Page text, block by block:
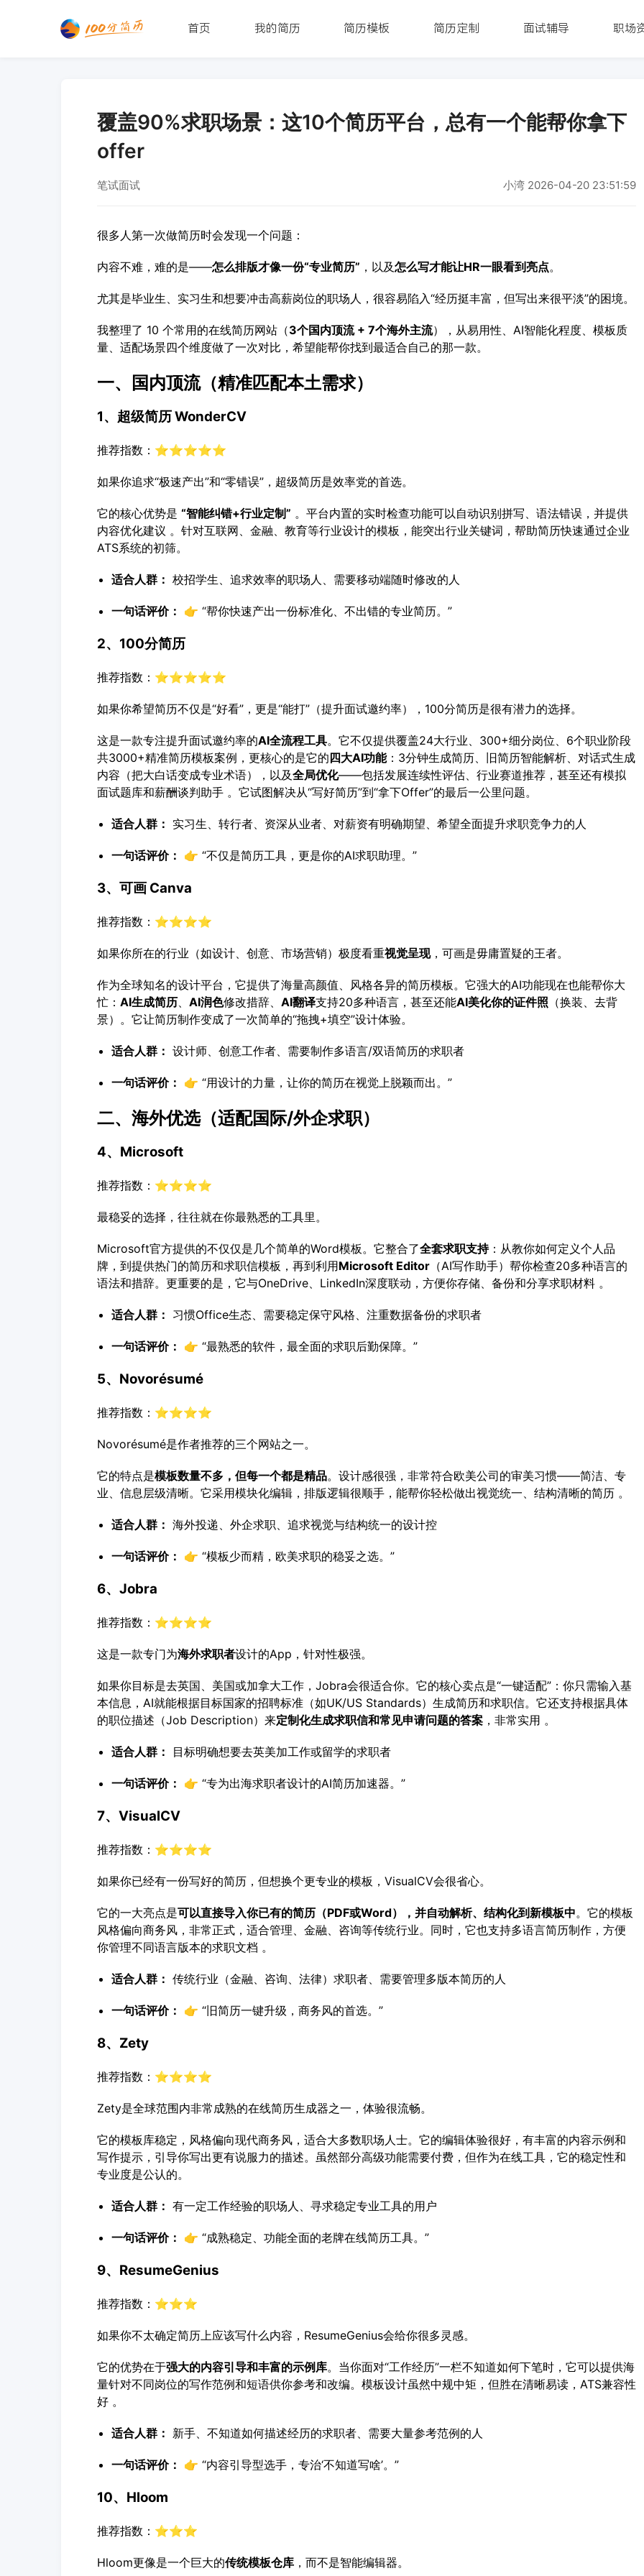
首页 我的简历 简历模板 简历定制 面试辅导 职场
覆盖90%求职场景：这10个简历平台，总有一个能帮你拿下
offer
笔试面试 小湾 2026-04-20 23:51:59
很多人第一次做简历时会发现一个问题：
内容不难，难的是——怎么排版才像一份“专业简历” ，以及怎么写才能让HR一眼看到亮点。
尤其是毕业生、实习生和想要冲击高薪岗位的职场人，很容易陷入“经历挺丰富，但写出来很平淡”的困境。
我整理了 10 个常用的在线简历网站（3个国内顶流 + 7个海外主流），从易用性、AI智能化程度、模板质
量、适配场景四个维度做了一次对比，希望能帮你找到最适合自己的那一款。
一、国内顶流（精准匹配本土需求）
1、超级简历 WonderCV
推荐指数：⭐⭐⭐⭐⭐
如果你追求“极速产出”和“零错误”，超级简历是效率党的首选。
它的核心优势是 “智能纠错+行业定制” 。平台内置的实时检查功能可以自动识别拼写、语法错误，并提供
内容优化建议 。针对互联网、金融、教育等行业设计的模板，能突出行业关键词，帮助简历快速通过企业
ATS系统的初筛。
适合人群： 校招学生、追求效率的职场人、需要移动端随时修改的人
一句话评价： 👉 “帮你快速产出一份标准化、不出错的专业简历。”
2、100分简历
推荐指数：⭐⭐⭐⭐⭐
如果你希望简历不仅是“好看”，更是“能打”（提升面试邀约率），100分简历是很有潜力的选择。
这是一款专注提升面试邀约率的AI全流程工具。它不仅提供覆盖24大行业、300+细分岗位、6个职业阶段
共3000+精准简历模板案例，更核心的是它的四大AI功能：3分钟生成简历、旧简历智能解析、对话式生成
内容（把大白话变成专业术语），以及全局优化——包括发展连续性评估、行业赛道推荐，甚至还有模拟
面试题库和薪酬谈判助手 。它试图解决从“写好简历”到“拿下Offer”的最后一公里问题。
适合人群： 实习生、转行者、资深从业者、对薪资有明确期望、希望全面提升求职竞争力的人
一句话评价： 👉 “不仅是简历工具，更是你的AI求职助理。”
3、可画 Canva
推荐指数：⭐⭐⭐⭐
如果你所在的行业（如设计、创意、市场营销）极度看重视觉呈现，可画是毋庸置疑的王者。
作为全球知名的设计平台，它提供了海量高颜值、风格各异的简历模板。它强大的AI功能现在也能帮你大
忙： AI生成简历、 AI润色修改措辞、 AI翻译支持20多种语言，甚至还能AI美化你的证件照 （换装、去背
景）。它让简历制作变成了一次简单的“拖拽+填空”设计体验。
适合人群： 设计师、创意工作者、需要制作多语言/双语简历的求职者
一句话评价： 👉 “用设计的力量，让你的简历在视觉上脱颖而出。”
二、海外优选（适配国际/外企求职）
4、Microsoft
推荐指数：⭐⭐⭐⭐
最稳妥的选择，往往就在你最熟悉的工具里。
Microsoft官方提供的不仅仅是几个简单的Word模板。它整合了全套求职支持：从教你如何定义个人品
牌，到提供热门的简历和求职信模板，再到利用Microsoft Editor（AI写作助手）帮你检查20多种语言的
语法和措辞。更重要的是，它与OneDrive、LinkedIn深度联动，方便你存储、备份和分享求职材料 。
适合人群： 习惯Office生态、需要稳定保守风格、注重数据备份的求职者
一句话评价： 👉 “最熟悉的软件，最全面的求职后勤保障。”
5、Novorésumé
推荐指数：⭐⭐⭐⭐
Novorésumé是作者推荐的三个网站之一。
它的特点是模板数量不多，但每一个都是精品。设计感很强，非常符合欧美公司的审美习惯——简洁、专
业、信息层级清晰。它采用模块化编辑，排版逻辑很顺手，能帮你轻松做出视觉统一、结构清晰的简历 。
适合人群： 海外投递、外企求职、追求视觉与结构统一的设计控
一句话评价： 👉 “模板少而精，欧美求职的稳妥之选。”
6、Jobra
推荐指数：⭐⭐⭐⭐
这是一款专门为海外求职者设计的App，针对性极强。
如果你目标是去英国、美国或加拿大工作，Jobra会很适合你。它的核心卖点是“一键适配”：你只需输入基
本信息，AI就能根据目标国家的招聘标准（如UK/US Standards）生成简历和求职信。它还支持根据具体
的职位描述（Job Description）来定制化生成求职信和常见申请问题的答案，非常实用 。
适合人群： 目标明确想要去英美加工作或留学的求职者
一句话评价： 👉 “专为出海求职者设计的AI简历加速器。”
7、VisualCV
推荐指数：⭐⭐⭐⭐
如果你已经有一份写好的简历，但想换个更专业的模板，VisualCV会很省心。
它的一大亮点是可以直接导入你已有的简历（PDF或Word），并自动解析、结构化到新模板中。它的模板
风格偏向商务风，非常正式，适合管理、金融、咨询等传统行业。同时，它也支持多语言简历制作，方便
你管理不同语言版本的求职文档 。
适合人群： 传统行业（金融、咨询、法律）求职者、需要管理多版本简历的人
一句话评价： 👉 “旧简历一键升级，商务风的首选。”
8、Zety
推荐指数：⭐⭐⭐⭐
Zety是全球范围内非常成熟的在线简历生成器之一，体验很流畅。
它的模板库稳定，风格偏向现代商务风，适合大多数职场人士。它的编辑体验很好，有丰富的内容示例和
写作提示，引导你写出更有说服力的描述。虽然部分高级功能需要付费，但作为在线工具，它的稳定性和
专业度是公认的。
适合人群： 有一定工作经验的职场人、寻求稳定专业工具的用户
一句话评价： 👉 “成熟稳定、功能全面的老牌在线简历工具。”
9、ResumeGenius
推荐指数：⭐⭐⭐
如果你不太确定简历上应该写什么内容，ResumeGenius会给你很多灵感。
它的优势在于强大的内容引导和丰富的示例库。当你面对“工作经历”一栏不知道如何下笔时，它可以提供海
量针对不同岗位的写作范例和短语供你参考和改编。模板设计虽然中规中矩，但胜在清晰易读，ATS兼容性
好 。
适合人群： 新手、不知道如何描述经历的求职者、需要大量参考范例的人
一句话评价： 👉 “内容引导型选手，专治‘不知道写啥’。”
10、Hloom
推荐指数：⭐⭐⭐
Hloom更像是一个巨大的传统模板仓库，而不是智能编辑器。